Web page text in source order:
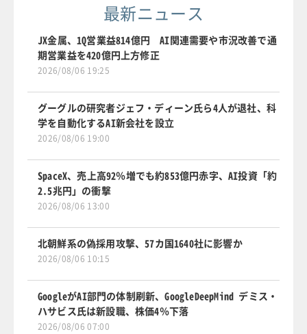
最新ニュース
JX金属、1Q営業益814億円 AI関連需要や市況改善で通
期営業益を420億円上方修正
2026/08/06 19:25
グーグルの研究者ジェフ・ディーン氏ら4人が退社、科
学を自動化するAI新会社を設立
2026/08/06 19:00
SpaceX、売上高92％増でも約853億円赤字、AI投資「約
2.5兆円」の衝撃
2026/08/06 13:00
北朝鮮系の偽採用攻撃、57カ国1640社に影響か
2026/08/06 10:15
GoogleがAI部門の体制刷新、GoogleDeepMind デミス・
ハサビス氏は新設職、株価4％下落
2026/08/06 07:00